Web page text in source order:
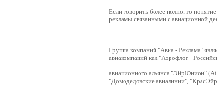
Если говорить более полно, то
рекламы связанными с авиационной
Группа компаний "Авиа - Реклама"
авиакомпаний как "Аэрофлот -
авиационного альянса "ЭйрЮнион"
"Домодедовские авиалинии",